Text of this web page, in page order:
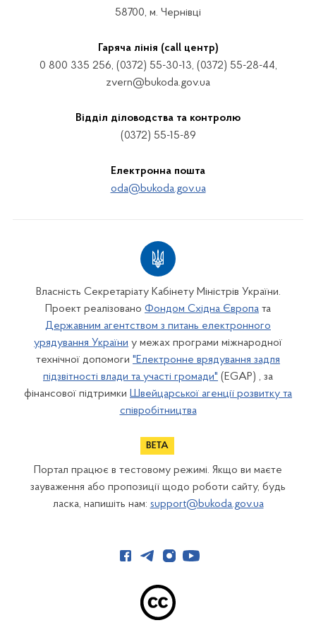
58700, м. Чернівці
Гаряча лінія (call центр)
0 800 335 256, (0372) 55-30-13, (0372) 55-28-44,
zvern@bukoda.gov.ua
Відділ діловодства та контролю
(0372) 55-15-89
Електронна пошта
oda@bukoda.gov.ua
Власність Секретаріату Кабінету Міністрів України.
Проект реалізовано Фондом Східна Європа та
Державним агентством з питань електронного
урядування України у межах програми міжнародної
технічної допомоги "Електронне врядування задля
підзвітності влади та участі громади" (EGAP) , за
фінансової підтримки Швейцарської агенції розвитку та
співробітництва
Портал працює в тестовому режимі. Якщо ви маєте
зауваження або пропозиції щодо роботи сайту, будь
ласка, напишіть нам: support@bukoda.gov.ua